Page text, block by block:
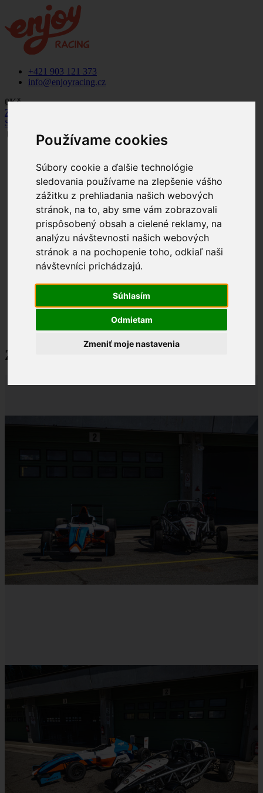
Používame cookies
Súbory cookie a ďalšie technológie
sledovania používame na zlepšenie vášho
zážitku z prehliadania našich webových
stránok, na to, aby sme vám zobrazovali
prispôsobený obsah a cielené reklamy, na
analýzu návštevnosti našich webových
stránok a na pochopenie toho, odkiaľ naši
návštevníci prichádzajú.
Súhlasím
Odmietam
Zmeniť moje nastavenia
+421 903 121 373
info@enjoyracing.cz
0Kč
Zpět na web
SK
info@enjoyracing.cz
Rezervovat termín
Ponuka
Naše okruhy
Letištní okruhy
Závodní okruhy
Jak to funguje
Termíny
Firemní akce
Motoršport
Koupit poukaz na jízdu
Závodní den (2v1)
Závodní den (2v1)